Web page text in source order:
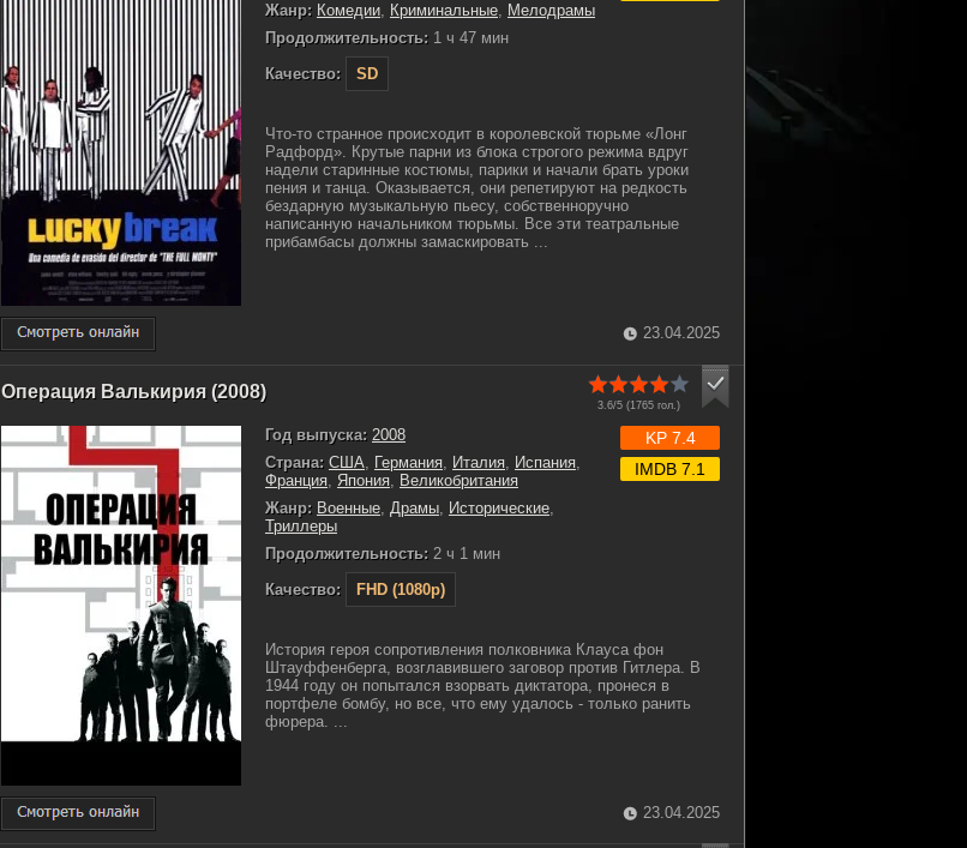
Жанр: Комедии, Криминальные, Мелодрамы
Продолжительность: 1 ч 47 мин
Качество:
SD
Что-то странное происходит в королевской тюрьме «Лонг
Радфорд». Крутые парни из блока строгого режима вдруг
надели старинные костюмы, парики и начали брать уроки
пения и танца. Оказывается, они репетируют на редкость
бездарную музыкальную пьесу, собственноручно
написанную начальником тюрьмы. Все эти театральные
прибамбасы должны замаскировать ...
23.04.2025
Операция Валькирия (2008)
3.6/5 (1765 гол.)
Год выпуска: 2008
Страна: США Германия Италия Испания
Франция Япония Великобритания
Жанр: Военные Драмы Исторические
Триллеры
Продолжительность: 2 ч 1 мин
Качество:
FHD (1080p)
KP 7.4
IMDB 7.1
История героя сопротивления полковника Клауса фон
Штауффенберга, возглавившего заговор против Гитлера. В
1944 году он попытался взорвать диктатора, пронеся в
портфеле бомбу, но все, что ему удалось - только ранить
фюрера. ...
23.04.2025